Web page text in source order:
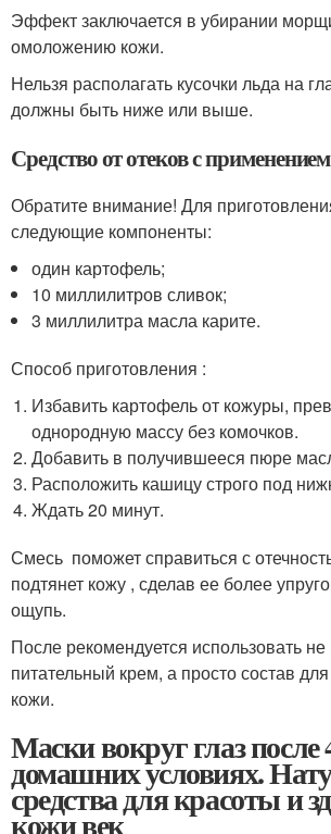
Эффект заключается в убирании
омоложению кожи.
Нельзя располагать кусочки льда на
должны быть ниже или выше.
Средство от отеков с
Обратите внимание! Для
следующие компоненты:
один картофель;
10 миллилитров сливок;
3 миллилитра масла карите.
Способ приготовления :
Избавить картофель от кожуры,
однородную массу без комочков.
Добавить в получившееся пюре
Расположить кашицу строго под
Ждать 20 минут.
Смесь поможет справиться с
подтянет кожу , сделав ее более
ощупь.
После рекомендуется использовать
питательный крем, а просто состав
кожи.
Маски вокруг глаз после
домашних условиях.
средства для красоты и
кожи век